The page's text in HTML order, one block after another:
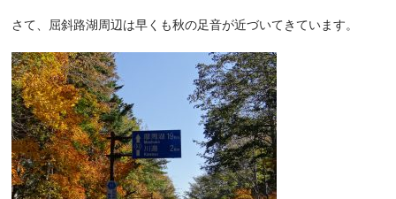
さて、屈斜路湖周辺は早くも秋の足音が近づいてきています。